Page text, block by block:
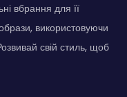
вбрання для її
використовуючи
свій стиль, щоб